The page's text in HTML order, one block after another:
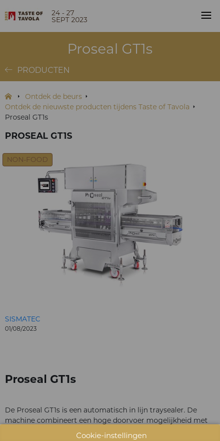
24 - 27
SEPT 2023
Proseal GT1s
PRODUCTEN
Ontdek de beurs
Ontdek de nieuwste producten tijdens Taste of Tavola
Proseal GT1s
PROSEAL GT1S
NON-FOOD
SISMATEC
01/08/2023
Proseal GT1s
De Proseal GT1s is een automatisch in lijn traysealer. De
machine combineert een hoge doorvoer mogelijkheid met
Cookie-instellingen